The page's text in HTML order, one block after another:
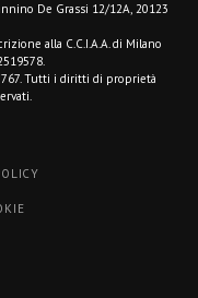
De Grassi 12/12A, 20123
alla C.C.I.A.A. di Milano
Tutti i diritti di proprietà